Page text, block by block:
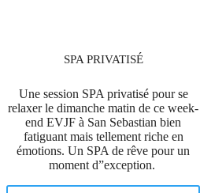
SPA PRIVATISÉ
Une session SPA privatisé pour se
relaxer le dimanche matin de ce week-
end EVJF à San Sebastian bien
fatiguant mais tellement riche en
émotions. Un SPA de rêve pour un
moment d”exception.